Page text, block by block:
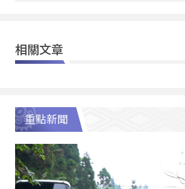
相關文章
重點新聞